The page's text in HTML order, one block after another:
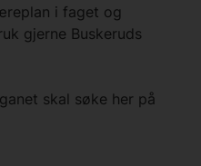
i faget og
gjerne Buskeruds
skal søke her på